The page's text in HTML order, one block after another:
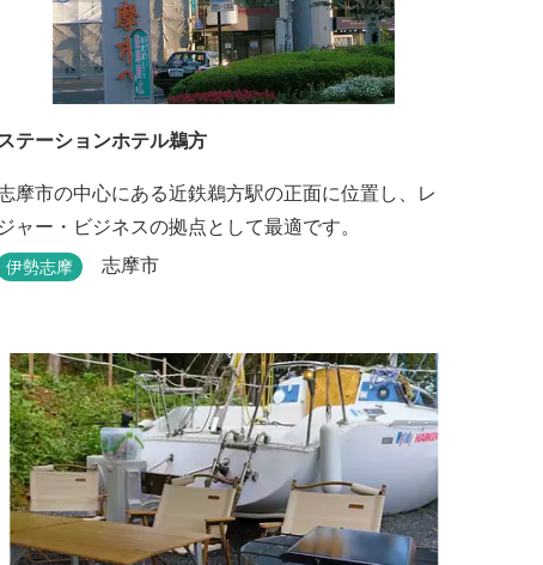
テーションホテル鵜方
摩市の中心にある近鉄鵜方駅の正面に位置し、レ
ジャー・ビジネスの拠点として最適です。
伊勢志摩 志摩市